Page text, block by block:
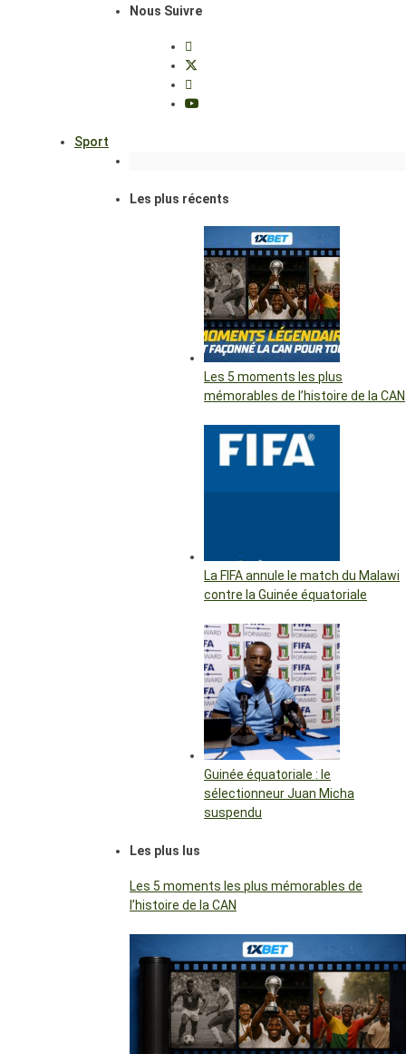
Nous Suivre
Sport
Les plus récents
Les 5 moments les plus
mémorables de l’histoire de la CAN
La FIFA annule le match du Malawi
contre la Guinée équatoriale
Guinée équatoriale : le
sélectionneur Juan Micha
suspendu
Les plus lus
Les 5 moments les plus mémorables de
l’histoire de la CAN